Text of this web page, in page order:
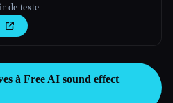
de texte
à Free AI sound effect